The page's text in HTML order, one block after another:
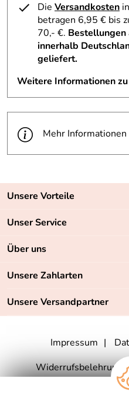
Die Versandkosten
betragen 6,95 € bis
70,- €.
innerhalb
geliefert.
Weitere Informationen
Mehr Informationen
Unsere Vorteile
Zahlungsarten:
Unser Service
Kontakt
Retourenabwicklung
Lieferbedingungen
Über uns
Unsere Bestseller
Neu
Unsere Zahlarten
Unsere Versandpartner
Impressum
Widerrufsbelehrung